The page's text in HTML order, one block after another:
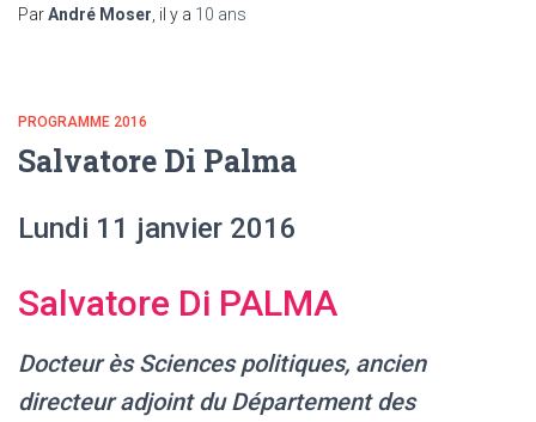
ParAndré Moser , il y a 10 ans
PROGRAMME 2016
Salvatore Di Palma
Lundi 11 janvier 2016
Salvatore Di PALMA
Docteur ès Sciences politiques, ancien
directeur adjoint du Département des